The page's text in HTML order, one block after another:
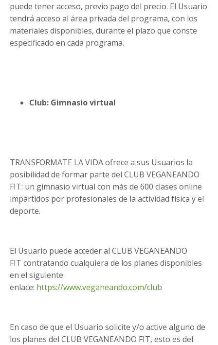
puede tener acceso, previo pago del precio. El Usuario
tendrá acceso al área privada del programa, con los
materiales disponibles, durante el plazo que conste
especificado en cada programa.
Club: Gimnasio virtual
TRANSFORMATE LA VIDA ofrece a sus Usuarios la
posibilidad de formar parte del CLUB VEGANEANDO
FIT: un gimnasio virtual con más de 600 clases online
impartidos por profesionales de la actividad física y el
deporte.
El Usuario puede acceder al CLUB VEGANEANDO
FIT contratando cualquiera de los planes disponibles
en el siguiente
enlace: https://www.veganeando.com/club
En caso de que el Usuario solicite y/o active alguno de
los planes del CLUB VEGANEANDO FIT, esto es del